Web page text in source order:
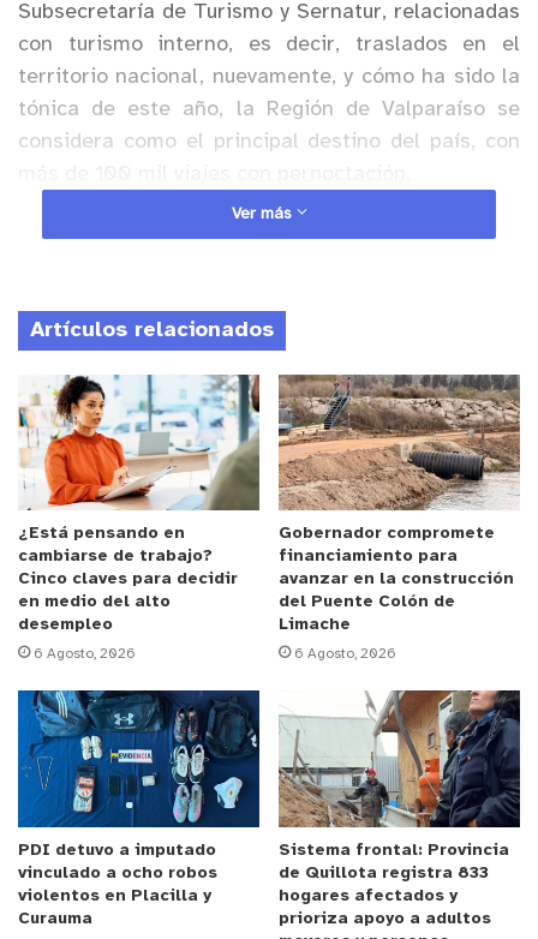
Subsecretaría de Turismo y Sernatur, relacionadas
con turismo interno, es decir, traslados en el
territorio nacional, nuevamente, y cómo ha sido la
tónica de este año, la Región de Valparaíso se
considera como el principal destino del país, con
Anuncio Patrocinado
Valparaíso, Carolina Carrasco, indicó que “se
proyectan más de 500 mil viajes en todo el país, y
nuestra región concentraría sobre el 18% de estos,
es decir, más de 100 mil. Además de proyectarnos
como el primer destino de traslados con
pernoctación del país, también tendríamos la
principal comuna receptora: Viña del Mar, con más
de 13 mil viajes, destacándose también Algarrobo y
Valparaíso en el top cinco de destinos a nivel
nacional. Además, en el top 15 se ubican también
las comunas de El Tabo y El Quisco”.
El llamado es a programar los viajes, adoptar
todas las medidas de seguridad, y preferir
servicios turísticos que se encuentran registrados
en Sernatur, especialmente los alojamientos
turísticos y turismo aventura, que por ley deben
estar registrados.
Para encontrarlos, se puede ingresar a la web
Ver más
Artículos relacionados
¿Está pensando en
cambiarse de trabajo?
Cinco claves para decidir
en medio del alto
desempleo
6 Agosto, 2026
Gobernador compromete
financiamiento para
avanzar en la construcción
del Puente Colón de
Limache
6 Agosto, 2026
PDI detuvo a imputado
vinculado a ocho robos
violentos en Placilla y
Curauma
Sistema frontal: Provincia
de Quillota registra 833
hogares afectados y
prioriza apoyo a adultos